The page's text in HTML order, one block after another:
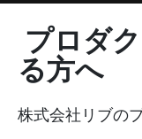
プロダ
る方へ
株式会社リブの